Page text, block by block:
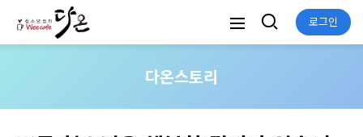
로그인
다온스토리